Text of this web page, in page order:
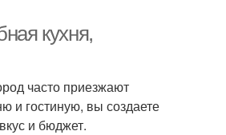
кухня,
часто приезжают
и гостиную, вы создаете
и бюджет.